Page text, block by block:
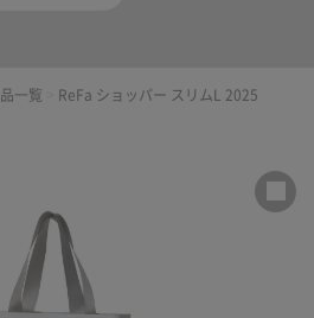
一覧 ReFa ショッパー スリムL 2025